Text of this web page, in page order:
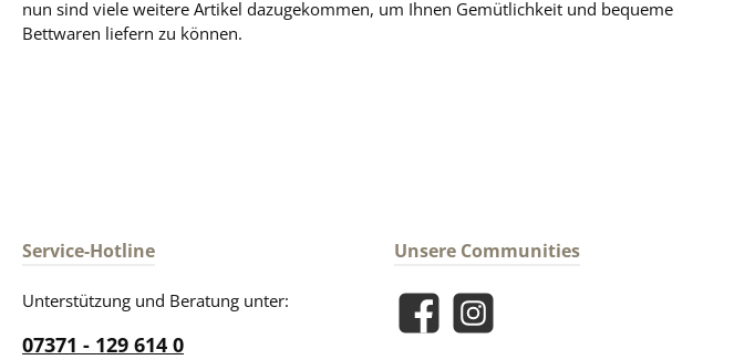
nun sind viele weitere Artikel dazugekommen, um Ihnen Gemütlichkeit und bequeme
Bettwaren liefern zu können.
Service-Hotline
Unterstützung und Beratung unter:
07371 - 129 614 0
Unsere Communities
FacebookInstagram